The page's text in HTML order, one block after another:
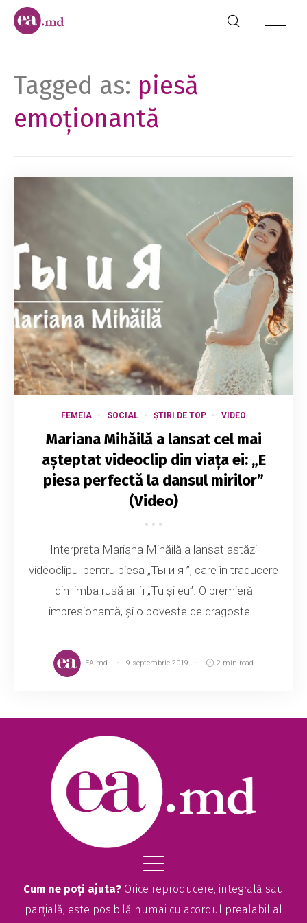
Tagged as: piesă
emoționantă
FEMEIA SOCIAL ȘTIRI DE TOP VIDEO
Mariana Mihăilă a lansat cel mai
așteptat videoclip din viața ei: „E
piesa perfectă la dansul mirilor”
(Video)
Interpreta Mariana Mihăilă a lansat astăzi
videoclipul pentru piesa „Ты и я ”, care în traducere
din limba rusă ar fi „Tu și eu”. O premieră
impresionantă, și o poveste de dragoste...
EA.md 9 septembrie 2019 2 min read
Cum ne poți ajuta? Orice reproducere, integrală sau
parțială, este posibilă numai cu acordul prealabil al